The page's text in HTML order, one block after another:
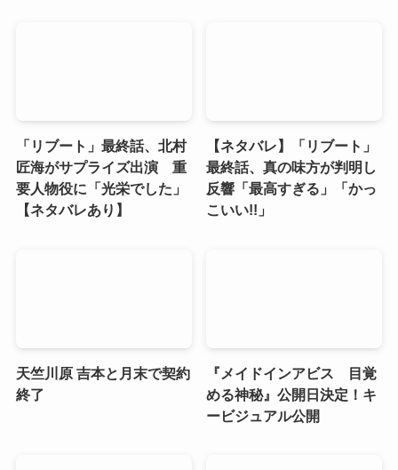
「リブート」最終話、北村
匠海がサプライズ出演 重
要人物役に「光栄でした」
【ネタバレあり】
【ネタバレ】「リブート」
最終話、真の味方が判明し
反響「最高すぎる」「かっ
こいい!!」
天竺川原 吉本と月末で契約
終了
『メイドインアビス 目覚
める神秘』公開日決定！キ
ービジュアル公開